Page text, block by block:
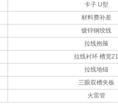
卡子 U型
材料费补差
镀锌钢绞线
拉线抱箍
拉线衬环 槽宽21
拉线地锚
三眼双槽夹板
火雷管